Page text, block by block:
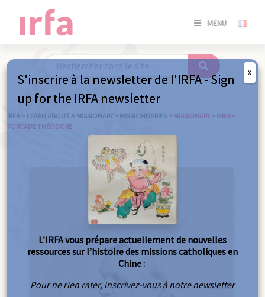
MENU
SE
/
IRFA > LEARN ABOUT A MISSIONARY > MISSIONNARIES > MISSIONARY > 0468 –
FORCADE THÉODORE
S'inscrire à la newsletter de l'IRFA - Sign
up for the IRFA newsletter
L’IRFA vous prépare actuellement de nouvelles
ressources sur l’histoire des missions catholiques en
Chine :
Pour ne rien rater, inscrivez-vous à notre newsletter
X